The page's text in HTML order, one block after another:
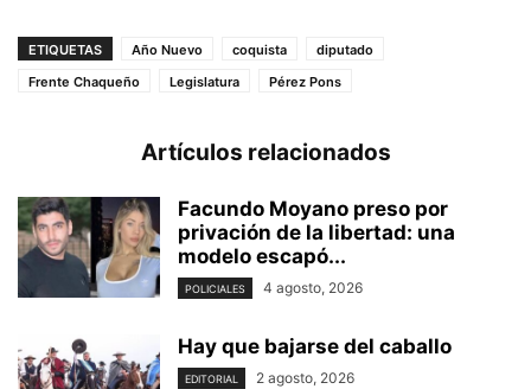
ETIQUETAS Año Nuevo coquista
diputado
Frente Chaqueño
Legislatura Pérez Pons
Artículos relacionados
Facundo Moyano preso por
privación de la libertad: una
modelo escapó...
POLICIALES 4 agosto, 2026
Hay que bajarse del caballo
EDITORIAL 2 agosto, 2026